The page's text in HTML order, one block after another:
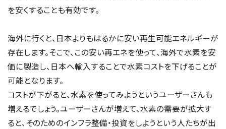
を安くすることも有効です。
海外に行くと、日本よりもはるかに安い再生可能エネルギーが
存在します。そこで、この安い再エネを使って、海外で水素を安
価に製造し、日本へ輸入することで水素コストを下げることが
可能となります。
コストが下がると、水素を使ってみようというユーザーさんも
増えるでしょう。ユーザーさんが増えて、水素の需要が拡大す
ると、そのためのインフラ整備・投資をしようという人たちが出